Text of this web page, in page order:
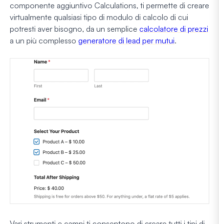
componente aggiuntivo Calculations, ti permette di creare
virtualmente qualsiasi tipo di modulo di calcolo di cui
potresti aver bisogno, da un semplice calcolatore di prezzi
a un più complesso generatore di lead per mutui.